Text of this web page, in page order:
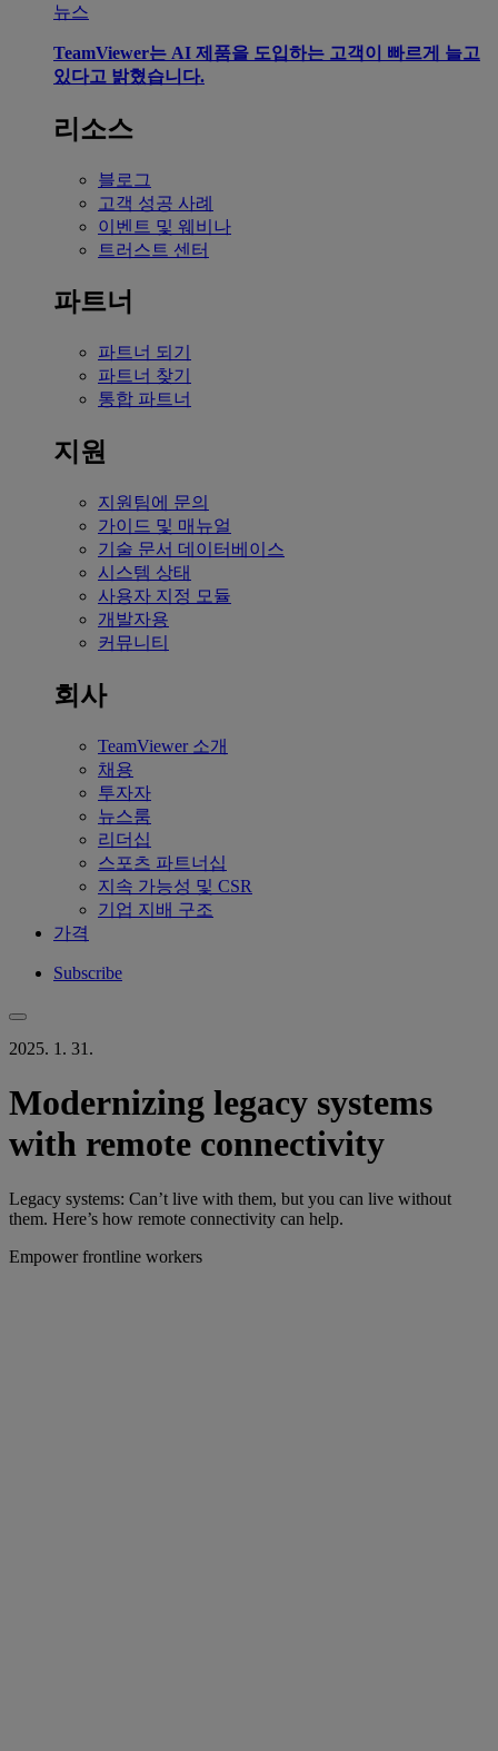
뉴스
TeamViewer는 AI 제품을 도입하는 고객이 빠르게 늘고
있다고 밝혔습니다.
리소스
블로그
고객 성공 사례
이벤트 및 웨비나
트러스트 센터
파트너
파트너 되기
파트너 찾기
통합 파트너
지원
지원팀에 문의
가이드 및 매뉴얼
기술 문서 데이터베이스
시스템 상태
사용자 지정 모듈
개발자용
커뮤니티
회사
TeamViewer 소개
채용
투자자
뉴스룸
리더십
스포츠 파트너십
지속 가능성 및 CSR
기업 지배 구조
가격
Subscribe
2025. 1. 31.
Modernizing legacy systems
with remote connectivity
Legacy systems: Can’t live with them, but you can live without
them. Here’s how remote connectivity can help.
Empower frontline workers